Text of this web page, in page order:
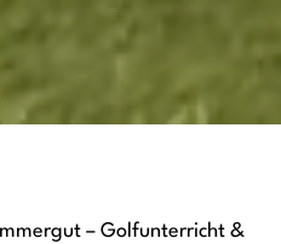
– Golfunterricht &